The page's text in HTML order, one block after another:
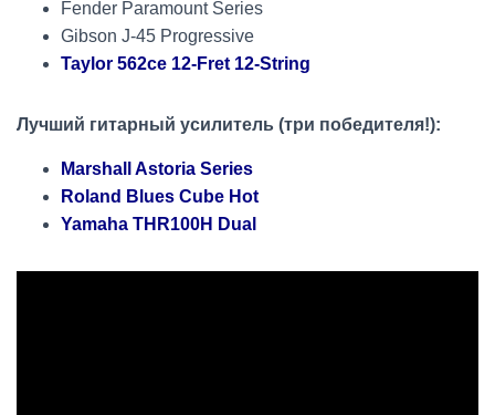
Fender Paramount Series
Gibson J-45 Progressive
Taylor 562ce 12-Fret 12-String
Лучший гитарный усилитель (три победителя!):
Marshall Astoria Series
Roland Blues Cube Hot
Yamaha THR100H Dual